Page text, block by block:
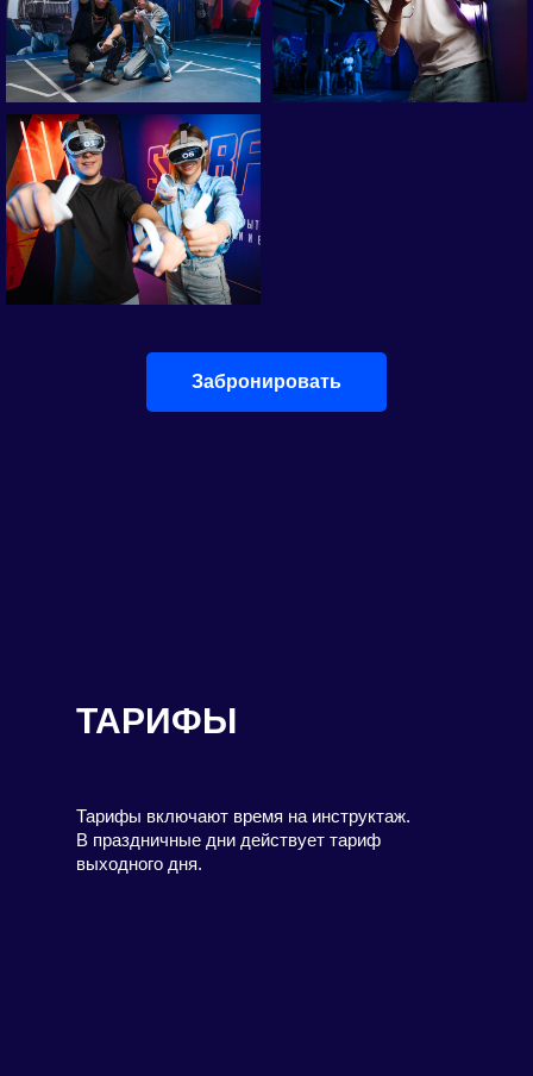
Забронировать
ТАРИФЫ
Тарифы включают время на инструктаж.
В праздничные дни действует тариф
выходного дня.